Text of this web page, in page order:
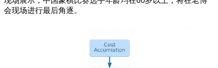
会现场进行最后角逐。